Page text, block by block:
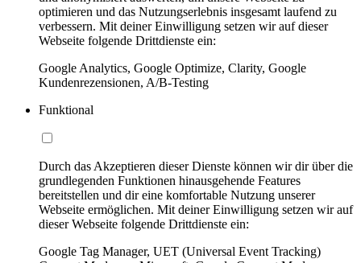
optimieren und das Nutzungserlebnis insgesamt laufend zu
verbessern. Mit deiner Einwilligung setzen wir auf dieser
Webseite folgende Drittdienste ein:
Google Analytics, Google Optimize, Clarity, Google
Kundenrezensionen, A/B-Testing
Funktional
Durch das Akzeptieren dieser Dienste können wir dir über die
grundlegenden Funktionen hinausgehende Features
bereitstellen und dir eine komfortable Nutzung unserer
Webseite ermöglichen. Mit deiner Einwilligung setzen wir auf
dieser Webseite folgende Drittdienste ein:
Google Tag Manager, UET (Universal Event Tracking)